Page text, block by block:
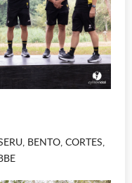
BENTO, CORTES,